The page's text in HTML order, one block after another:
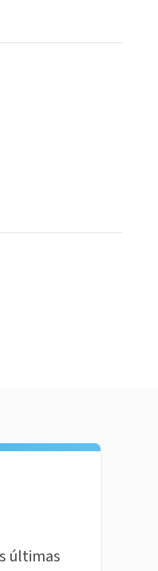
últimas